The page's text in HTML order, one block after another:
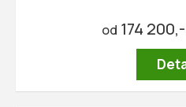
od 174